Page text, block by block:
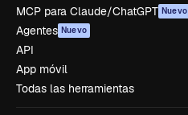
MCP para Claude/ChatGPT Nuevo
Agentes Nuevo
API
App móvil
Todas las herramientas